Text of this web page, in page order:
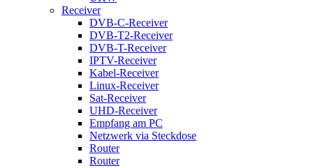
Receiver
DVB-C-Receiver
DVB-T2-Receiver
DVB-T-Receiver
IPTV-Receiver
Kabel-Receiver
Linux-Receiver
Sat-Receiver
UHD-Receiver
Empfang am PC
Netzwerk via Steckdose
Router
Router